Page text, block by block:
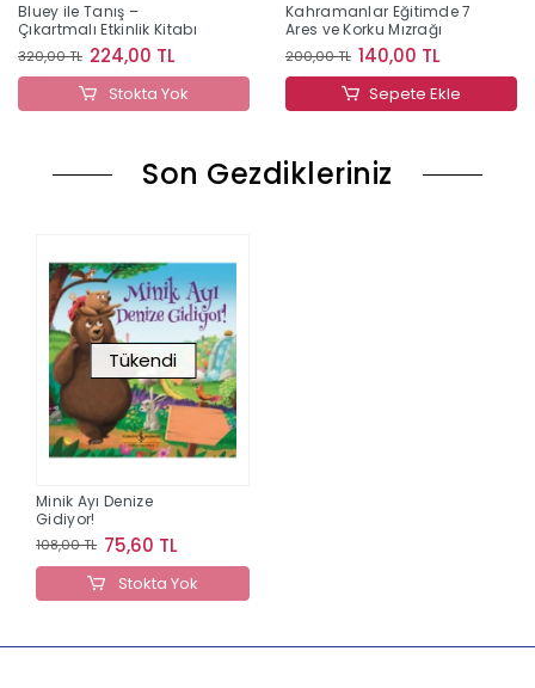
Bluey ile Tanış –
Çıkartmalı Etkinlik Kitabı
320,00 TL 224,00 TL
Stokta Yok
Kahramanlar Eğitimde 7
Ares ve Korku Mızrağı
200,00 TL 140,00 TL
Sepete Ekle
Son Gezdikleriniz
Tükendi
Minik Ayı Denize
Gidiyor!
108,00 TL 75,60 TL
Stokta Yok